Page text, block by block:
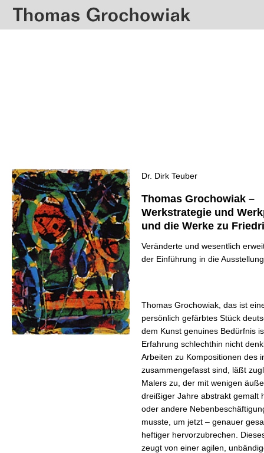
Dr. Dirk Teuber
Thomas Grochowiak –
Werkstrategie und
und die Werke zu
Veränderte und wesentlich
der Einführung in die
Thomas Grochowiak, das ist
persönlich gefärbtes Stück
dem Kunst genuines Bedürfnis
Erfahrung schlechthin nicht
Arbeiten zu Kompositionen des
zusammengefasst sind, läßt
Malers zu, der mit wenigen
dreißiger Jahre abstrakt gemalt
oder andere
musste, um jetzt – genauer
heftiger hervorzubrechen.
zeugt von einer agilen,